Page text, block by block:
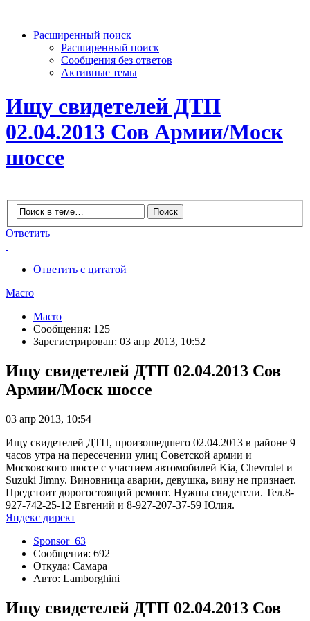
Расширенный поиск
Расширенный поиск
Сообщения без ответов
Активные темы
Ищу свидетелей ДТП
02.04.2013 Сов Армии/Моск
шоссе
Ответить
Ответить с цитатой
Macro
Macro
Сообщения: 125
Зарегистрирован: 03 апр 2013, 10:52
Ищу свидетелей ДТП 02.04.2013 Сов
Армии/Моск шоссе
03 апр 2013, 10:54
Ищу свидетелей ДТП, произошедшего 02.04.2013 в районе 9
часов утра на пересечении улиц Советской армии и
Московского шоссе с участием автомобилей Kia, Chevrolet и
Suzuki Jimny. Виновница аварии, девушка, вину не признает.
Предстоит дорогостоящий ремонт. Нужны свидетели. Тел.8-
927-742-25-12 Евгений и 8-927-207-37-59 Юлия.
Яндекс директ
Sponsor_63
Сообщения: 692
Откуда: Самара
Авто: Lamborghini
Ищу свидетелей ДТП 02.04.2013 Сов